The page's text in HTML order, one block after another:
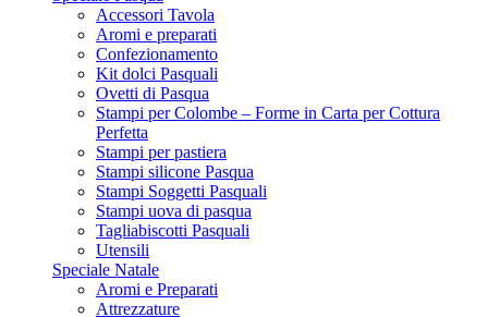
Accessori Tavola
Aromi e preparati
Confezionamento
Kit dolci Pasquali
Ovetti di Pasqua
Stampi per Colombe – Forme in Carta per Cottura
Perfetta
Stampi per pastiera
Stampi silicone Pasqua
Stampi Soggetti Pasquali
Stampi uova di pasqua
Tagliabiscotti Pasquali
Utensili
Speciale Natale
Aromi e Preparati
Attrezzature